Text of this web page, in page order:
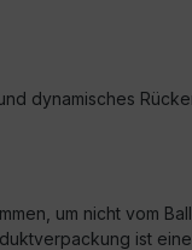
dynamisches
um nicht vom
ist